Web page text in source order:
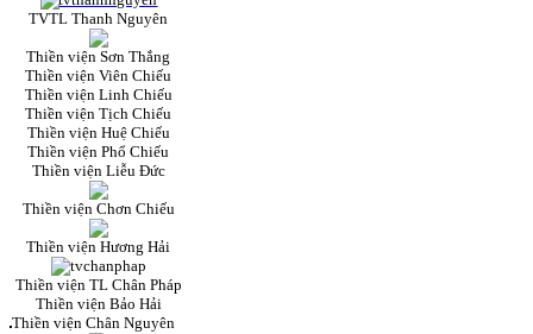
TVTL Thanh Nguyên
Thiền viện Sơn Thắng
Thiền viện Viên Chiếu
Thiền viện Linh Chiếu
Thiền viện Tịch Chiếu
Thiền viện Huệ Chiếu
Thiền viện Phổ Chiếu
Thiền viện Liễu Đức
Thiền viện Chơn Chiếu
Thiền viện Hương Hải
Thiền viện TL Chân Pháp
Thiền viện Bảo Hải
Thiền viện Chân Nguyên